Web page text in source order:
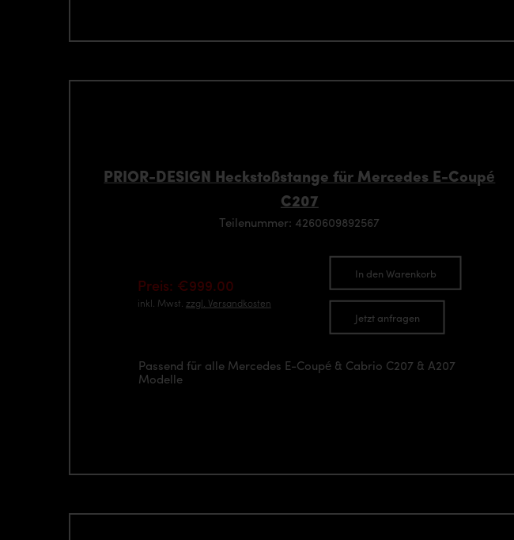
PRIOR-DESIGN Heckstoßstange für Mercedes E-Coupé
C207
Teilenummer: 4260609892567
Preis: €999.00
inkl. Mwst. zzgl. Versandkosten
In den Warenkorb
Jetzt anfragen
Passend für alle Mercedes E-Coupé & Cabrio C207 & A207
Modelle